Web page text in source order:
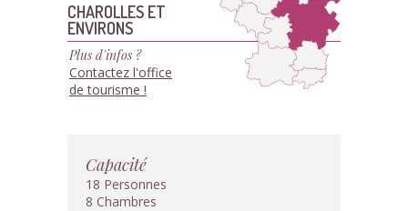
CHAROLLES ET
ENVIRONS
Plus d'infos ?
Contactez l'office
de tourisme !
Capacité
18 Personnes
8 Chambres